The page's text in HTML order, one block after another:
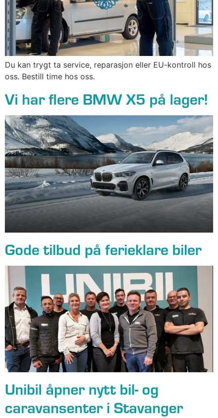
Du kan trygt ta service, reparasjon eller EU-kontroll hos
oss. Bestill time hos oss.
Vi har flere BMW X5 på lager!
Gode tilbud på ferieklare biler
Unibil åpner nytt bil- og
caravansenter i Stavanger